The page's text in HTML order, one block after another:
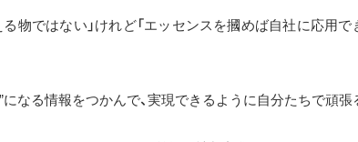
る物ではない」けれど「エッセンスを摑めば自社に応用
なる情報をつかんで、実現できるように自分たちで頑張